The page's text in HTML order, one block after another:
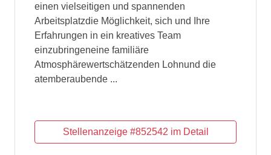
einen vielseitigen und spannenden
Arbeitsplatzdie Möglichkeit, sich und Ihre
Erfahrungen in ein kreatives Team
einzubringeneine familiäre
Atmosphärewertschätzenden Lohnund die
atemberaubende ...